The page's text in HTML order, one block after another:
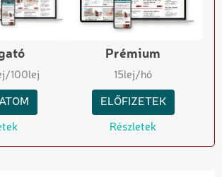
/100lej
Prémium
15lej/hó
ELŐFIZETEK
Részletek